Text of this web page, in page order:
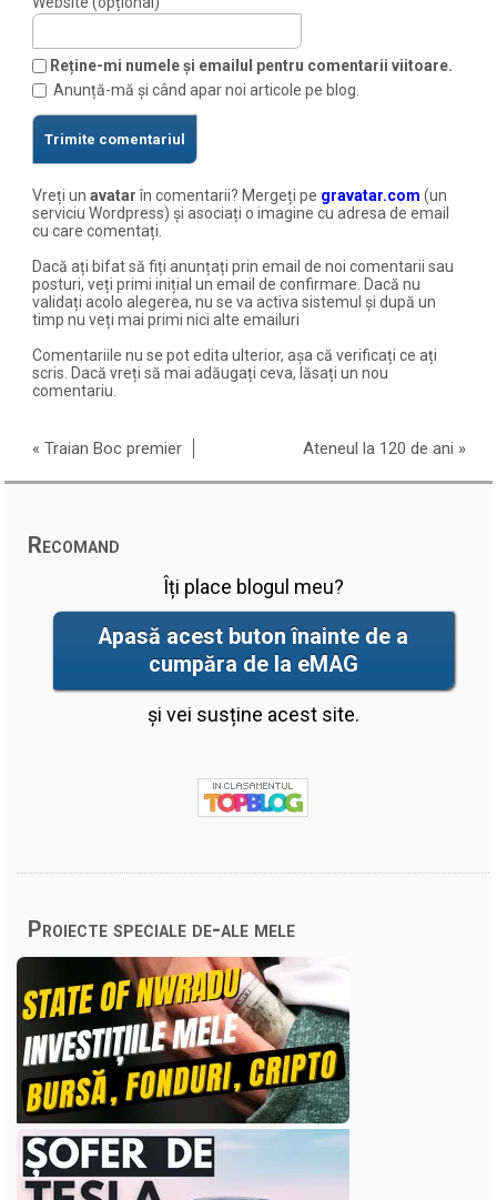
Reține-mi numele și emailul pentru comentarii viitoare.
Anunță-mă și când apar noi articole pe blog.
Vreți unavatarîn comentarii? Mergeți pe gravatar.com (un
serviciu Wordpress) și asociați o imagine cu adresa de email
cu care comentați.
Dacă ați bifat să fiți anunțați prin email de noi comentarii sau
posturi, veți primi inițial un email de confirmare. Dacă nu
validați acolo alegerea, nu se va activa sistemul și după un
timp nu veți mai primi nici alte emailuri
Comentariile nu se pot edita ulterior, așa că verificați ce ați
scris. Dacă vreți să mai adăugați ceva, lăsați un nou
comentariu.
«Traian Boc premier Ateneul la 120 de ani »
Recomand
Îți place blogul meu?
Apasă acest buton înainte de a
cumpăra de la eMAG
și vei susține acest site.
Proiecte speciale de-ale mele